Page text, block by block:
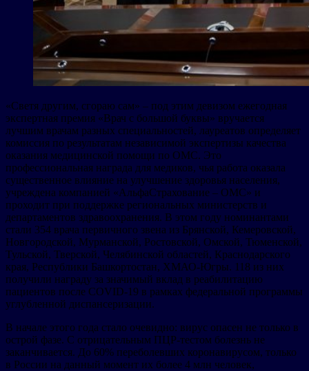
«Светя другим, сгораю сам» – под этим девизом ежегодная
экспертная премия «Врач с большой буквы» вручается
лучшим врачам разных специальностей, лауреатов определяет
комиссия по результатам независимой экспертизы качества
оказания медицинской помощи по ОМС. Это
профессиональная награда для медиков, чья работа оказала
существенное влияние на улучшение здоровья населения,
учреждена компанией «АльфаСтрахование – ОМС» и
проходит при поддержке региональных министерств и
департаментов здравоохранения. В этом году номинантами
стали 354 врача первичного звена из Брянской, Кемеровской,
Новгородской, Мурманской, Ростовской, Омской, Тюменской,
Тульской, Тверской, Челябинской областей, Краснодарского
края, Республики Башкортостан, ХМАО-Югры. 118 из них
получили награду за значимый вклад в реабилитацию
пациентов после COVID-19 в рамках федеральной программы
углубленной диспансеризации.
В начале этого года стало очевидно: вирус опасен не только в
острой фазе. С отрицательным ПЦР-тестом болезнь не
заканчивается. До 60% переболевших коронавирусом, только
в России на данный момент их более 4 млн человек,